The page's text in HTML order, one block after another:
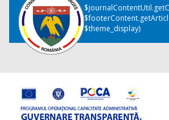
$theme_display)